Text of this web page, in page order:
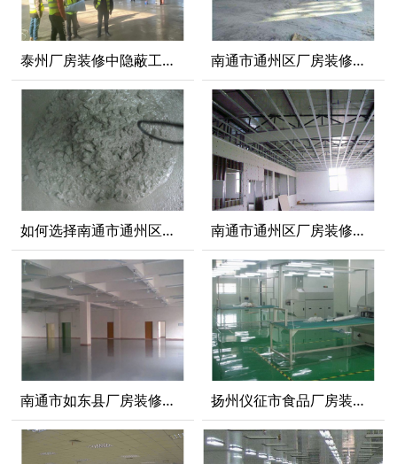
泰州厂房装修中隐蔽工程需要注意的地方有哪些？ 南通市通州区厂房装修技巧有哪些以及需要注意的地方有哪些？
如何选择南通市通州区厂房装修水泥需要注意什么 南通市通州区厂房装修吊顶材料种类及优点缺点
南通市如东县厂房装修的设计特点 扬州仪征市食品厂房装修设计规范